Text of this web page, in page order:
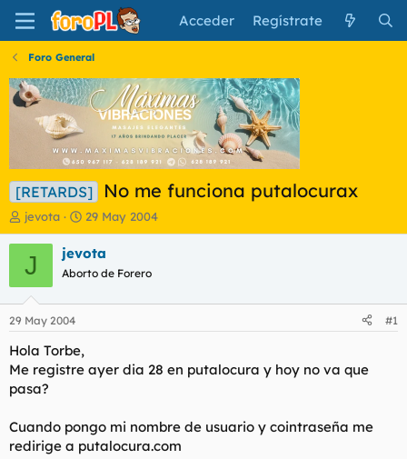
Acceder Regístrate
Foro General
[RETARDS] No me funciona putalocurax
I
n
i
a
d
o
r
e
l
e
m
jevota
F
e
c
a
i
c
29 May 2004
J jevota
Aborto de Forero
29 May 2004 #1
Hola Torbe,
Me registre ayer dia 28 en putalocura y hoy no va que
pasa?
Cuando pongo mi nombre de usuario y cointraseña me
redirige a putalocura.com